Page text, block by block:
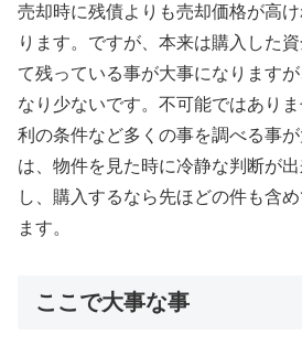
売却時に残債よりも売却価格が高
ります。ですが、本来は購入した
て残っている事が大事になります
なり少ないです。不可能ではあり
利の条件など多くの事を調べる事
は、物件を見た時に冷静な判断が
し、購入するなら先ほどの件も含
ます。
ここで大事な事